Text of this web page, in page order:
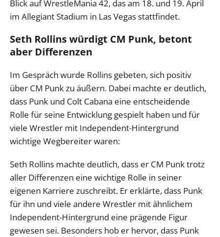
Blick auf WrestleMania 42, das am 18. und 19. April
im Allegiant Stadium in Las Vegas stattfindet.
Seth Rollins würdigt CM Punk, betont
aber Differenzen
Im Gespräch wurde Rollins gebeten, sich positiv
über CM Punk zu äußern. Dabei machte er deutlich,
dass Punk und Colt Cabana eine entscheidende
Rolle für seine Entwicklung gespielt haben und für
viele Wrestler mit Independent-Hintergrund
wichtige Wegbereiter waren:
Seth Rollins machte deutlich, dass er CM Punk trotz
aller Differenzen eine wichtige Rolle in seiner
eigenen Karriere zuschreibt. Er erklärte, dass Punk
für ihn und viele andere Wrestler mit ähnlichem
Independent-Hintergrund eine prägende Figur
gewesen sei. Besonders hob er hervor, dass Punk